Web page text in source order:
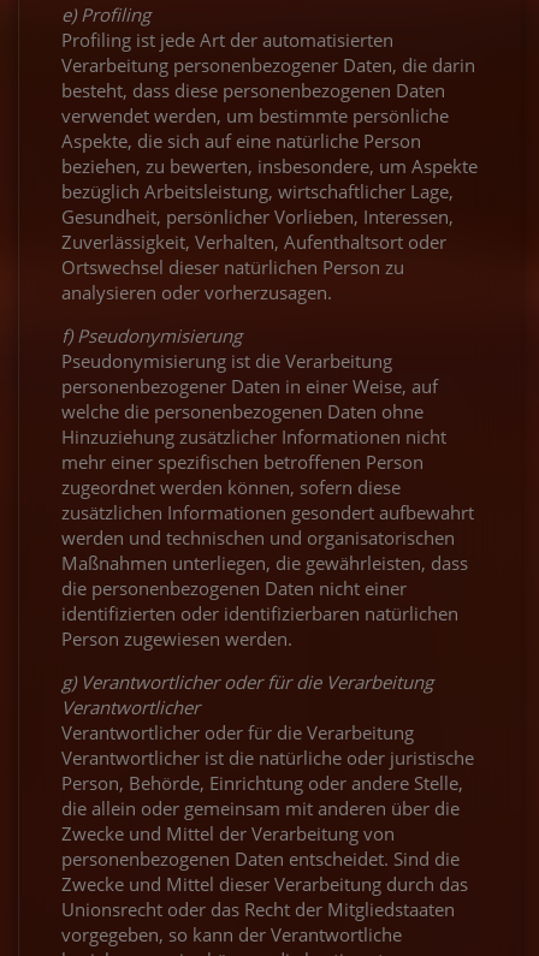
e) Profiling
Profiling ist jede Art der automatisierten
Verarbeitung personenbezogener Daten, die darin
besteht, dass diese personenbezogenen Daten
verwendet werden, um bestimmte persönliche
Aspekte, die sich auf eine natürliche Person
beziehen, zu bewerten, insbesondere, um Aspekte
bezüglich Arbeitsleistung, wirtschaftlicher Lage,
Gesundheit, persönlicher Vorlieben, Interessen,
Zuverlässigkeit, Verhalten, Aufenthaltsort oder
Ortswechsel dieser natürlichen Person zu
analysieren oder vorherzusagen.
f) Pseudonymisierung
Pseudonymisierung ist die Verarbeitung
personenbezogener Daten in einer Weise, auf
welche die personenbezogenen Daten ohne
Hinzuziehung zusätzlicher Informationen nicht
mehr einer spezifischen betroffenen Person
zugeordnet werden können, sofern diese
zusätzlichen Informationen gesondert aufbewahrt
werden und technischen und organisatorischen
Maßnahmen unterliegen, die gewährleisten, dass
die personenbezogenen Daten nicht einer
identifizierten oder identifizierbaren natürlichen
Person zugewiesen werden.
g) Verantwortlicher oder für die Verarbeitung
Verantwortlicher
Verantwortlicher oder für die Verarbeitung
Verantwortlicher ist die natürliche oder juristische
Person, Behörde, Einrichtung oder andere Stelle,
die allein oder gemeinsam mit anderen über die
Zwecke und Mittel der Verarbeitung von
personenbezogenen Daten entscheidet. Sind die
Zwecke und Mittel dieser Verarbeitung durch das
Unionsrecht oder das Recht der Mitgliedstaaten
vorgegeben, so kann der Verantwortliche